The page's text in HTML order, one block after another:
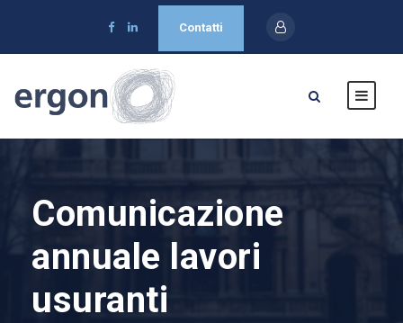
Contatti
Comunicazione
annuale lavori
usuranti